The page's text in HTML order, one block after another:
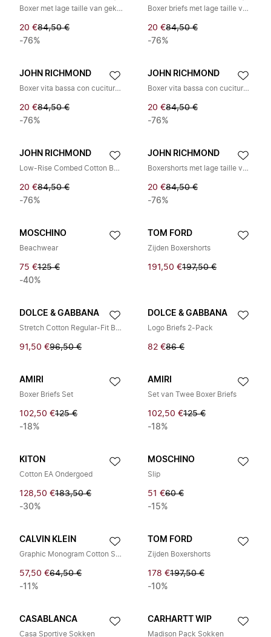
Boxer met lage taille van gekamd katoen met logo
20 €84,50 €
-76%
Boxer briefs met lage taille van gekamd katoen
20 €84,50 €
-76%
JOHN RICHMOND
Boxer vita bassa con cuciture a contrasto
20 €84,50 €
-76%
JOHN RICHMOND
Boxer vita bassa con cuciture a contrasto
20 €84,50 €
-76%
JOHN RICHMOND
Low-Rise Combed Cotton Boxer
20 €84,50 €
-76%
JOHN RICHMOND
Boxershorts met lage taille van gekamd katoen
20 €84,50 €
-76%
MOSCHINO
Beachwear
75 €125 €
-40%
TOM FORD
Zijden Boxershorts
191,50 €197,50 €
DOLCE & GABBANA
Stretch Cotton Regular-Fit Boxers Twee-Pack
91,50 €96,50 €
DOLCE & GABBANA
Logo Briefs 2-Pack
82 €86 €
AMIRI
Boxer Briefs Set
102,50 €125 €
-18%
AMIRI
Set van Twee Boxer Briefs
102,50 €125 €
-18%
KITON
Cotton EA Ondergoed
128,50 €183,50 €
-30%
MOSCHINO
Slip
51 €60 €
-15%
CALVIN KLEIN
Graphic Monogram Cotton Stretch 3-Pack Trunk
57,50 €64,50 €
-11%
TOM FORD
Zijden Boxershorts
178 €197,50 €
-10%
CASABLANCA
Casa Sportive Sokken
CARHARTT WIP
Madison Pack Sokken